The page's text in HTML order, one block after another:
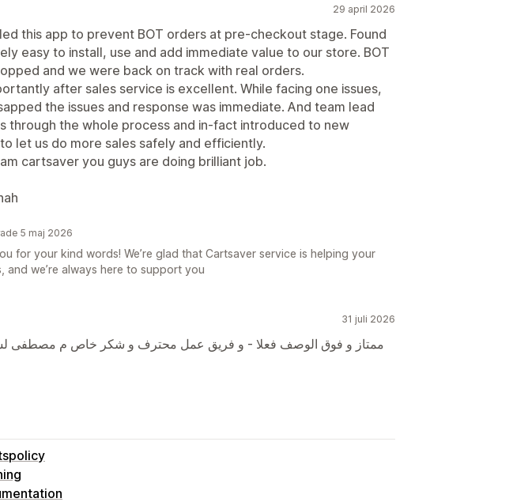
29 april 2026
this app to prevent BOT orders at pre-checkout stage. Found
easy to install, use and add immediate value to our store. BOT
and we were back on track with real orders.
after sales service is excellent. While facing one issues,
the issues and response was immediate. And team lead
through the whole process and in-fact introduced to new
let us do more sales safely and efficiently.
cartsaver you guys are doing brilliant job.
5 maj 2026
for your kind words! We’re glad that Cartsaver service is helping your
and we’re always here to support you
31 juli 2026
ممتاز و فوق الوصف فعلا - و فريق عمل محترف و شكر خاص م مصطفى